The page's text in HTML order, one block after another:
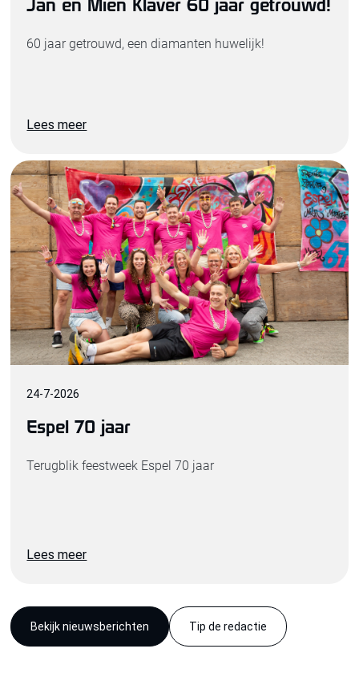
Jan en Mien Klaver 60 jaar getrouwd!
60 jaar getrouwd, een diamanten huwelijk!
Lees meer
24-7-2026
Espel 70 jaar
Terugblik feestweek Espel 70 jaar
Lees meer
Bekijk nieuwsberichten Tip de redactie